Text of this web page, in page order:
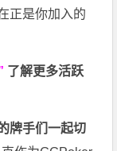
正是你加入的
了解更多活跃
牌手们一起切